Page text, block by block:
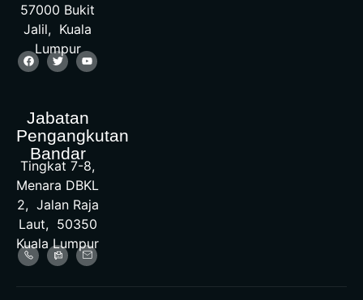
57000 Bukit
Jalil, Kuala
Lumpur
Jabatan
Pengangkutan
Bandar
Tingkat 7-8,
Menara DBKL
2, Jalan Raja
Laut, 50350
Kuala Lumpur